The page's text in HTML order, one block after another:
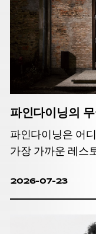
파인다이닝의
파인다이닝은 어
가장 가까운 레스
2026-07-23